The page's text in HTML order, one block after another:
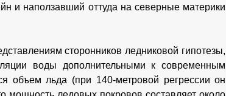
и наползавший оттуда на северные материки
сторонников ледниковой гипотезы,
воды дополнительными к современным
объем льда (при 140-метровой регрессии он